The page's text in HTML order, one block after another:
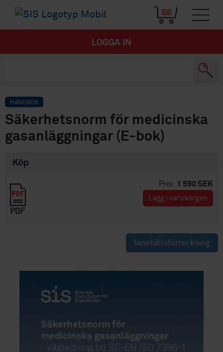
LOGGA IN
HANDBOK
Säkerhetsnorm för medicinska
gasanläggningar (E-bok)
Köp
Pris: 1 590 SEK
PDF
Lägg i varukorgen
Innehållsförteckning